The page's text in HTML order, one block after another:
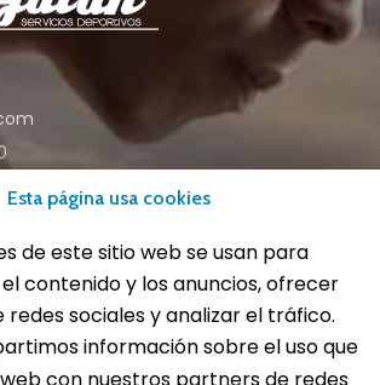
72 24 10
Esta página usa cookies
de este sitio web se usan para
contenido y los anuncios, ofrecer
redes sociales y analizar el tráfico.
información sobre el uso que
con nuestros partners de redes